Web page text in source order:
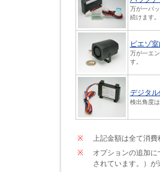
万が一バ
続けます。
ピエゾ
万が一エ
す。
デジタル
検出角度は
※
上記金額は全て消
※
オプションの追加に
されています。）